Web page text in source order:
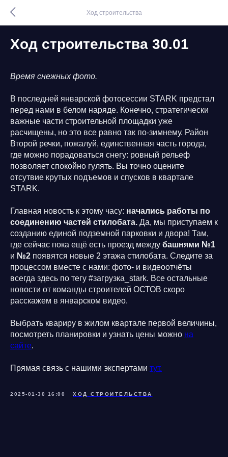
Ход строительства
Ход строительства 30.01
Время снежных фото.
В последней январской фотосессии STARK предстал
перед нами в белом наряде. Конечно, стратегически
важные части строительной площадки уже
расчищены, но это все равно так по-зимнему. Район
Второй речки, пожалуй, единственная часть города,
где можно порадоваться снегу: ровный рельеф
позволяет спокойно гулять. Вы точно оцените
отсутвие крутых подъемов и спусков в квартале
STARK.
Главная новость к этому часу: начались работы по
соединению частей стилобата. Да, мы приступаем к
созданию единой подземной парковки и двора! Там,
где сейчас пока ещё есть проезд между башнями №1
и №2 появятся новые 2 этажа стилобата. Следите за
процессом вместе с нами: фото- и видеоотчёты
всегда здесь по тегу #загрузка_stark. Все остальные
новости от команды строителей ОСТОВ скоро
расскажем в январском видео.
Выбрать квариру в жилом квартале первой величины,
посмотреть планировки и узнать цены можно на
сайте.
Прямая связь с нашими экспертами тут.
2025-01-30 16:00 ХОД СТРОИТЕЛЬСТВА